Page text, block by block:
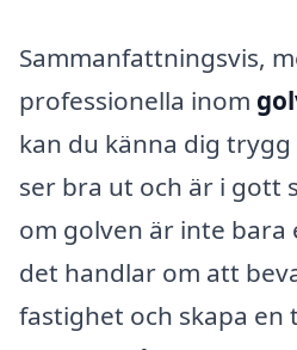
Sammanfattningsvis,
professionella inom
kan du känna dig
ser bra ut och är i gott
om golven är inte bara
det handlar om att
fastighet och skapa en